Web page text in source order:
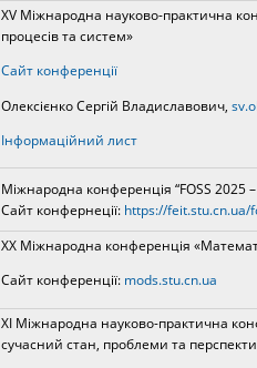
ХV Міжнародна науково-практична
процесів та систем»
Сайт конференції
Олексієнко Сергій Владиславович,
Інформаційний лист
Міжнародна конференція “FOSS 2025 –
Сайт конфернеції: https://feit.stu.cn.ua/
XX Міжнародна конференція
Сайт конференції: mods.stu.cn.ua
ХI Міжнародна науково-практична
сучасний стан, проблеми та